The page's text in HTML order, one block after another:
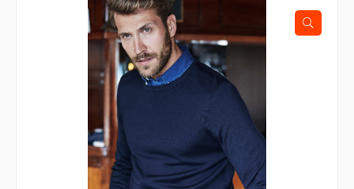
tuotteen